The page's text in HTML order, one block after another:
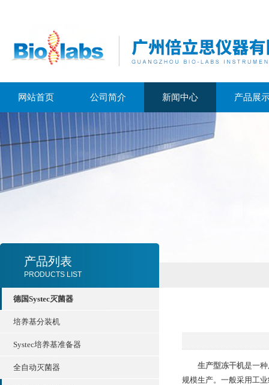
网站首页 公司简介 新闻中心 产品展
产品列表
PRODUCTS LIST
德国Systec灭菌器
培养基分装机
Systec培养基准备器
全自动灭菌器 生产型冻干机是一
规模生产。一般采用工